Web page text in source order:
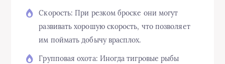
Скорость: При резком броске они могут
развивать хорошую скорость, что позволяет
им поймать добычу врасплох.
Групповая охота: Иногда тигровые рыбы